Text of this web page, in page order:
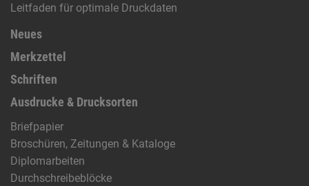
Leitfaden für optimale Druckdaten
Neues
Merkzettel
Schriften
Ausdrucke & Drucksorten
Briefpapier
Broschüren, Zeitungen & Kataloge
Diplomarbeiten
Durchschreibeblöcke